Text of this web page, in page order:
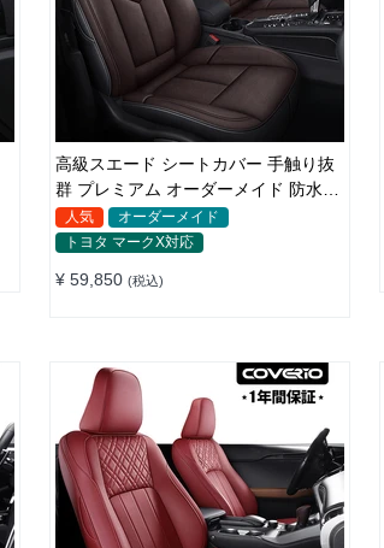
高級スエード シートカバー 手触り抜
群 プレミアム オーダーメイド 防水防
汚 全席セット
人気
オーダーメイド
トヨタ マークX対応
¥ 59,850 (税込)